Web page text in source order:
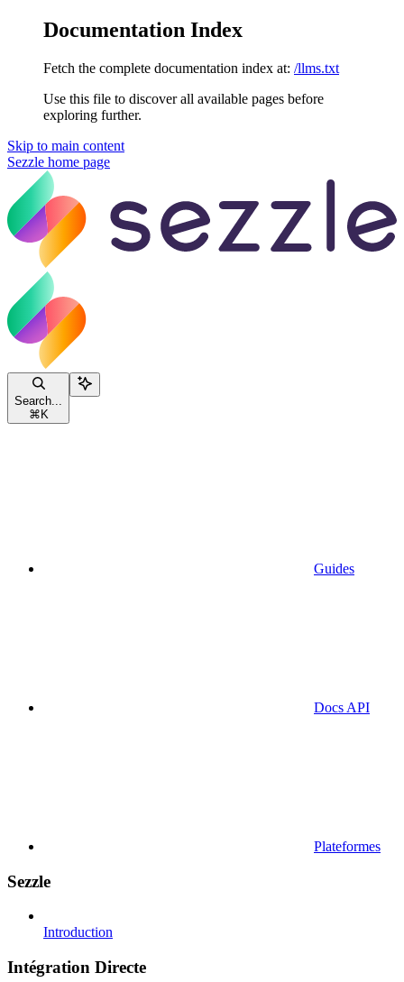
Documentation Index
Fetch the complete documentation index at: /llms.txt
Use this file to discover all available pages before
exploring further.
Skip to main content
Sezzle home page
Search...
⌘ K
Guides
Docs API
Plateformes
Sezzle
Introduction
Intégration Directe